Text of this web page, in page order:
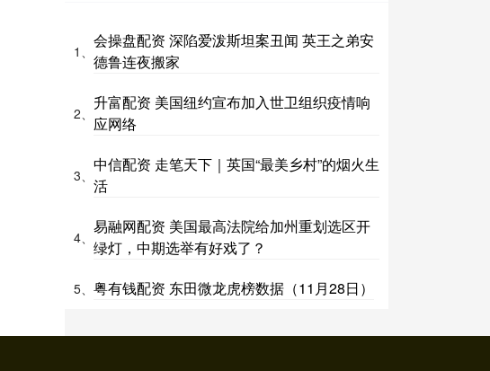
1、
会操盘配资 深陷爱泼斯坦案丑闻 英王之弟安
德鲁连夜搬家
2、
升富配资 美国纽约宣布加入世卫组织疫情响
应网络
3、
中信配资 走笔天下｜英国“最美乡村”的烟火生
活
4、
易融网配资 美国最高法院给加州重划选区开
绿灯，中期选举有好戏了？
5、 粤有钱配资 东田微龙虎榜数据（11月28日）